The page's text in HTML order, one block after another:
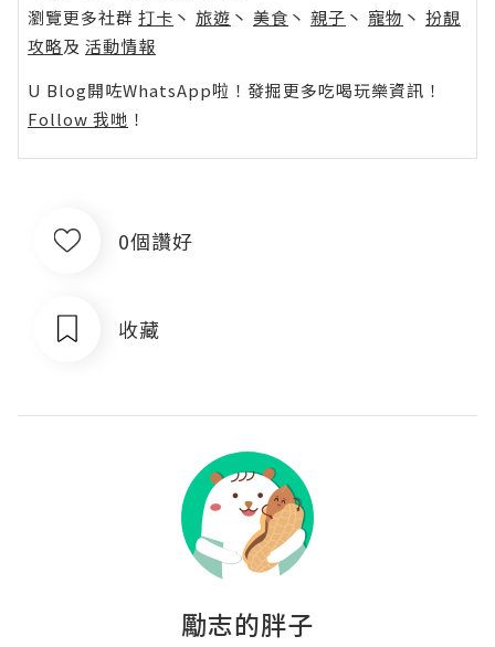
瀏覽更多社群 打卡 丶 旅遊 丶 美食 丶 親子 丶 寵物 丶 扮靚
攻略及 活動情報
U Blog開咗WhatsApp啦！發掘更多吃喝玩樂資訊！
Follow 我哋 ！
0個讚好
收藏
勵志的胖子